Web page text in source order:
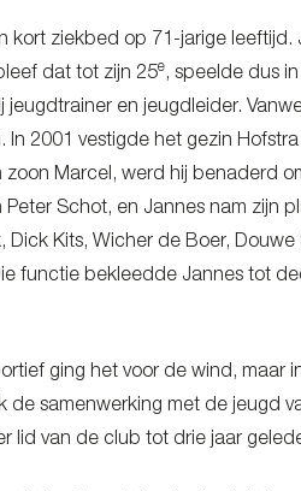
kort ziekbed op 71-jarige leeftijd.
dat tot zijn 25e, speelde dus
en jeugdleider.
2001 vestigde het gezin
Marcel, werd hij benaderd
Schot, en Jannes nam zijn
Kits, Wicher de Boer, Douwe
functie bekleedde Jannes tot
ging het voor de wind, maar
samenwerking met de jeugd
lid van de club tot drie jaar